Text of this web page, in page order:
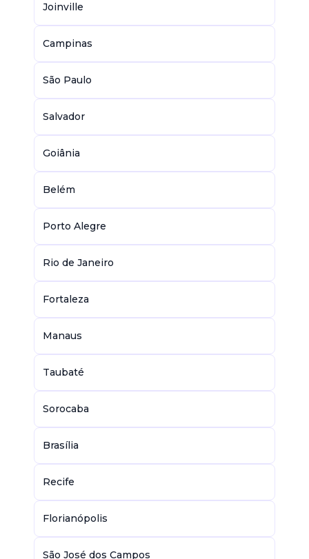
Joinville
Campinas
São Paulo
Salvador
Goiânia
Belém
Porto Alegre
Rio de Janeiro
Fortaleza
Manaus
Taubaté
Sorocaba
Brasília
Recife
Florianópolis
São José dos Campos